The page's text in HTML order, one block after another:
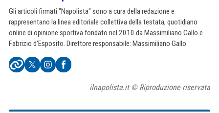
Gli articoli firmati "Napolista" sono a cura della redazione e
rappresentano la linea editoriale collettiva della testata, quotidiano
online di opinione sportiva fondato nel 2010 da Massimiliano Gallo e
Fabrizio d'Esposito. Direttore responsabile: Massimiliano Gallo.
ilnapolista.it © Riproduzione riservata